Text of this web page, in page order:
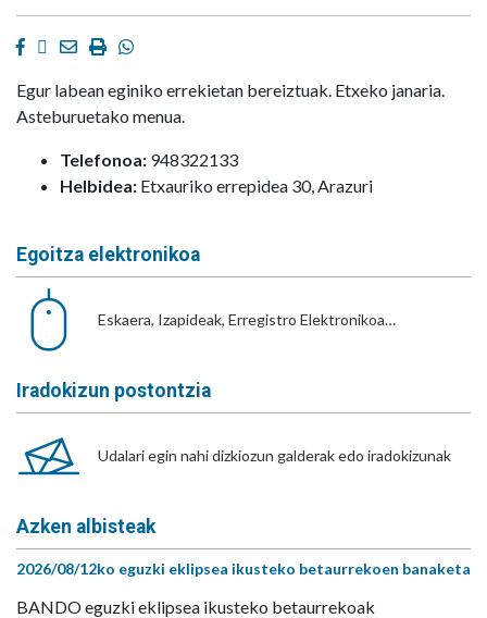
Facebook
Twitter
EmailImprimirWhatsapp
Egur labean eginiko errekietan bereiztuak. Etxeko janaria.
Asteburuetako menua.
Telefonoa: 948322133
Helbidea: Etxauriko errepidea 30, Arazuri
Egoitza elektronikoa
Eskaera, Izapideak, Erregistro Elektronikoa…
Iradokizun postontzia
Udalari egin nahi dizkiozun galderak edo iradokizunak
Azken albisteak
2026/08/12ko eguzki eklipsea ikusteko betaurrekoen banaketa
BANDO eguzki eklipsea ikusteko betaurrekoak